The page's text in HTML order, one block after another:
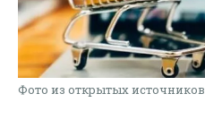
Фото из открытых источников